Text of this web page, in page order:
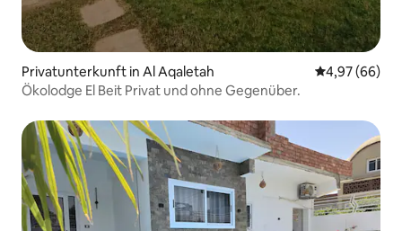
Privatunterkunft in Al Aqaletah
4,97 (66)
Ökolodge El Beit Privat und ohne Gegenüber.